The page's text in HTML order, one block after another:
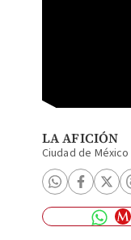
LA AFICIÓN
Ciudad de México